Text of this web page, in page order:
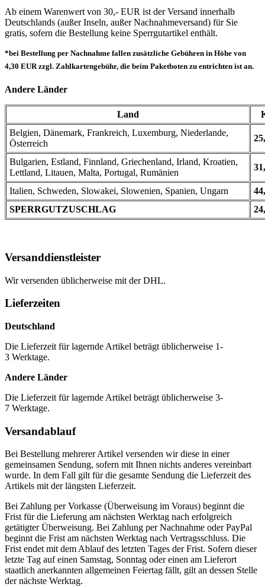
Ab einem Warenwert von 30,- EUR ist der Versand innerhalb
Deutschlands (außer Inseln, außer Nachnahmeversand) für Sie
gratis, sofern die Bestellung keine Sperrgutartikel enthält.
*bei Bestellung per Nachnahme fallen zusätzliche Gebühren in Höhe von
4,30 EUR zzgl. Zahlkartengebühr, die beim Paketboten zu entrichten ist an.
Andere Länder
Land
Belgien, Dänemark, Frankreich, Luxemburg, Niederlande,
Österreich
Bulgarien, Estland, Finnland, Griechenland, Irland, Kroatien,
Lettland, Litauen, Malta, Portugal, Rumänien
Italien, Schweden, Slowakei, Slowenien, Spanien, Ungarn
SPERRGUTZUSCHLAG
Versanddienstleister
Wir versenden üblicherweise mit der DHL.
Lieferzeiten
Deutschland
Die Lieferzeit für lagernde Artikel beträgt üblicherweise 1-
3 Werktage.
Andere Länder
Die Lieferzeit für lagernde Artikel beträgt üblicherweise 3-
7 Werktage.
Versandablauf
Bei Bestellung mehrerer Artikel versenden wir diese in einer
gemeinsamen Sendung, sofern mit Ihnen nichts anderes vereinbart
wurde. In dem Fall gilt für die gesamte Sendung die Lieferzeit des
Artikels mit der längsten Lieferzeit.
Bei Zahlung per Vorkasse (Überweisung im Voraus) beginnt die
Frist für die Lieferung am nächsten Werktag nach erfolgreich
getätigter Überweisung. Bei Zahlung per Nachnahme oder PayPal
beginnt die Frist am nächsten Werktag nach Vertragsschluss. Die
Frist endet mit dem Ablauf des letzten Tages der Frist. Sofern dieser
letzte Tag auf einen Samstag, Sonntag oder einen am Lieferort
staatlich anerkannten allgemeinen Feiertag fällt, gilt an dessen Stelle
der nächste Werktag.